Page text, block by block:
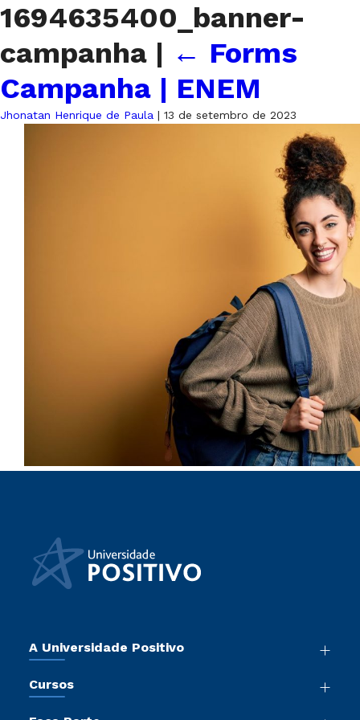
1694635400_banner-
campanha | ← Forms
Campanha | ENEM
Jhonatan Henrique de Paula | 13 de setembro de 2023
A Universidade Positivo
Sala de Imprensa
Cursos